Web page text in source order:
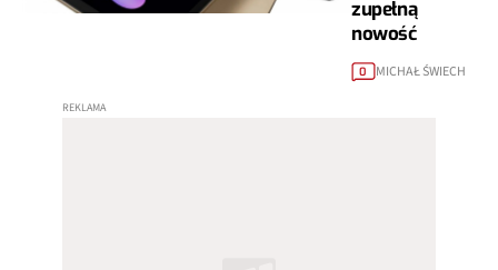
zupełną
nowość
0 MICHAŁ ŚWIECH